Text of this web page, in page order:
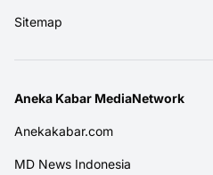
Sitemap
Aneka Kabar MediaNetwork
Anekakabar.com
MD News Indonesia